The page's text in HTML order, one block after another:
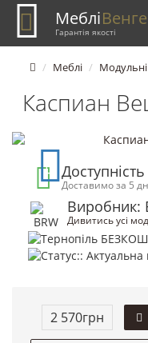
МебліВенге
Гарантія якості
Меблі
Каспиан
Доставимо за 5
Виробник:
Дивитись усі
2 570грн